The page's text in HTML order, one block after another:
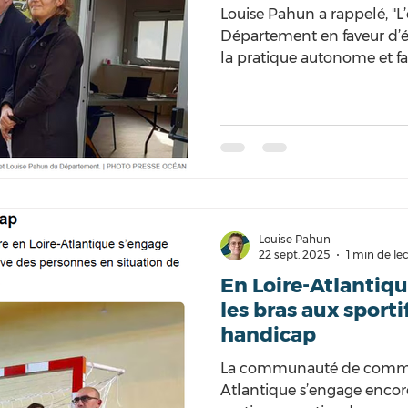
Louise Pahun a rappelé,
Département en faveur
la pratique autonome et
En Loire-
les bras aux
handicap
La communauté de
Atlantique s’engage
Louise Pahun
22 sept. 2025
1 min de